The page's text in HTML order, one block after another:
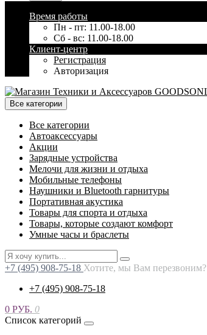
Время работы
Пн - пт: 11.00-18.00
Сб - вс: 11.00-18.00
Клиент-центр
Регистрация
Авторизация
Все категории
Все категории
Автоаксессуары
Акции
Зарядные устройства
Мелочи для жизни и отдыха
Мобильные телефоны
Наушники и Bluetooth гарнитуры
Портативная акустика
Товары для спорта и отдыха
Товары, которые создают комфорт
Умные часы и браслеты
+7 (495) 908-75-18 Хотите, мы Вам перезвоним?
+7 (495) 908-75-18
0 РУБ. 0
Список категорий